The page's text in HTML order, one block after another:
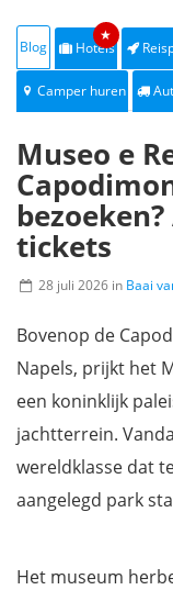
Blog Hotels
★
Camper huren
Museo e
tickets
28 juli 2026 in Baai
Bovenop de
Napels, prijkt het
een koninklijk
jachtterrein.
wereldklasse dat
aangelegd park
Het museum